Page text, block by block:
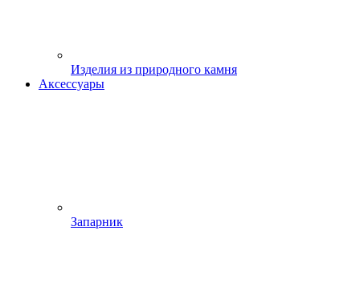
Изделия из природного камня
Аксессуары
Запарник